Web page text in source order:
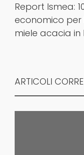
Report Ismea:
economico
miele acacia in
ARTICOLI